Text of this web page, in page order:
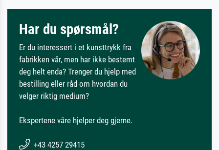
Har du spørsmål?
Er du interessert i et kunsttrykk fra
fabrikken vår, men har ikke bestemt
deg helt enda? Trenger du hjelp med
bestilling eller råd om hvordan du
velger riktig medium?
Ekspertene våre hjelper deg gjerne.
+43 4257 29415